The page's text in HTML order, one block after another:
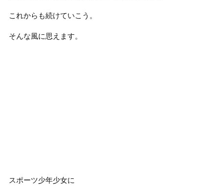
これからも続けていこう。
そんな風に思えます。
スポーツ少年少女に